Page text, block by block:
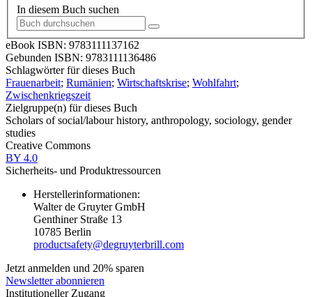
In diesem Buch suchen
eBook ISBN: 9783111137162
Gebunden ISBN: 9783111136486
Schlagwörter für dieses Buch
Frauenarbeit; Rumänien; Wirtschaftskrise; Wohlfahrt;
Zwischenkriegszeit
Zielgruppe(n) für dieses Buch
Scholars of social/labour history, anthropology, sociology, gender
studies
Creative Commons
BY 4.0
Sicherheits- und Produktressourcen
Herstellerinformationen:
Walter de Gruyter GmbH
Genthiner Straße 13
10785 Berlin
productsafety@degruyterbrill.com
Jetzt anmelden und 20% sparen
Newsletter abonnieren
Institutioneller Zugang